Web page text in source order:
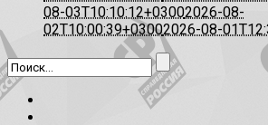
08-03T10:10:12+03002026-08-
02T10:00:39+03002026-08-